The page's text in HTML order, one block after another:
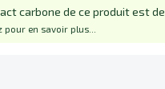
carbone de ce produit est de
pour en savoir plus...